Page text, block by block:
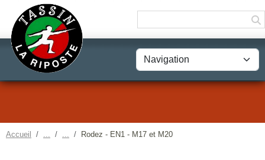
Accueil Rodez - EN1 - M17 et M20
Panneau de gestion des cookies